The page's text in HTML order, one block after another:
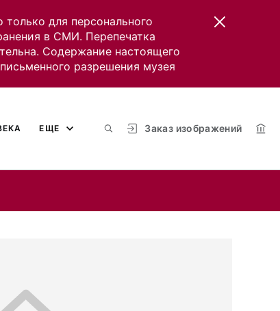
для персонального
в СМИ. Перепечатка
Содержание настоящего
разрешения музея
Заказ изображений
ЕЩЕ